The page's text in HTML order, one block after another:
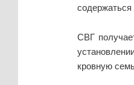
СВГ
кровную